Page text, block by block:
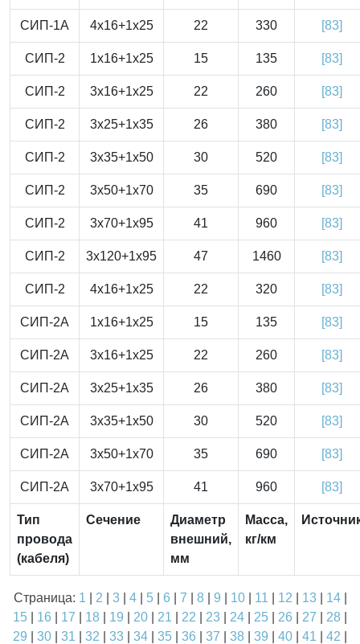
СИП-1А 4x16+1x25 22 330 [83]
СИП-2 1x16+1x25 15 135 [83]
СИП-2 3x16+1x25 22 260 [83]
СИП-2 3x25+1x35 26 380 [83]
СИП-2 3x35+1x50 30 520 [83]
СИП-2 3x50+1x70 35 690 [83]
СИП-2 3x70+1x95 41 960 [83]
СИП-2 3x120+1x95 47 1460 [83]
СИП-2 4x16+1x25 22 320 [83]
СИП-2А 1x16+1x25 15 135 [83]
СИП-2А 3x16+1x25 22 260 [83]
СИП-2А 3x25+1x35 26 380 [83]
СИП-2А 3x35+1x50 30 520 [83]
СИП-2А 3x50+1x70 35 690 [83]
СИП-2А 3x70+1x95 41 960 [83]
Тип
провода
(кабеля)
Сечение
Диаметр
внешний,
мм
Масса,
кг/км
Страница: 1 2 3| 4| 5| 6 7 8| 9 10| 11 12 13| 14|
15
16 17 18 19 20 21 22 23 24 25 26 27 28
29
30 31 32 33 34 35 36 37 38 39 40 41 42